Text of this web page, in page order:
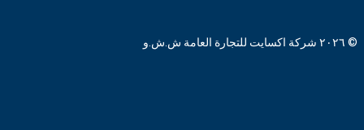
© ٢٠٢٦ شركة اكسايت للتجارة العامة ش.ش.و